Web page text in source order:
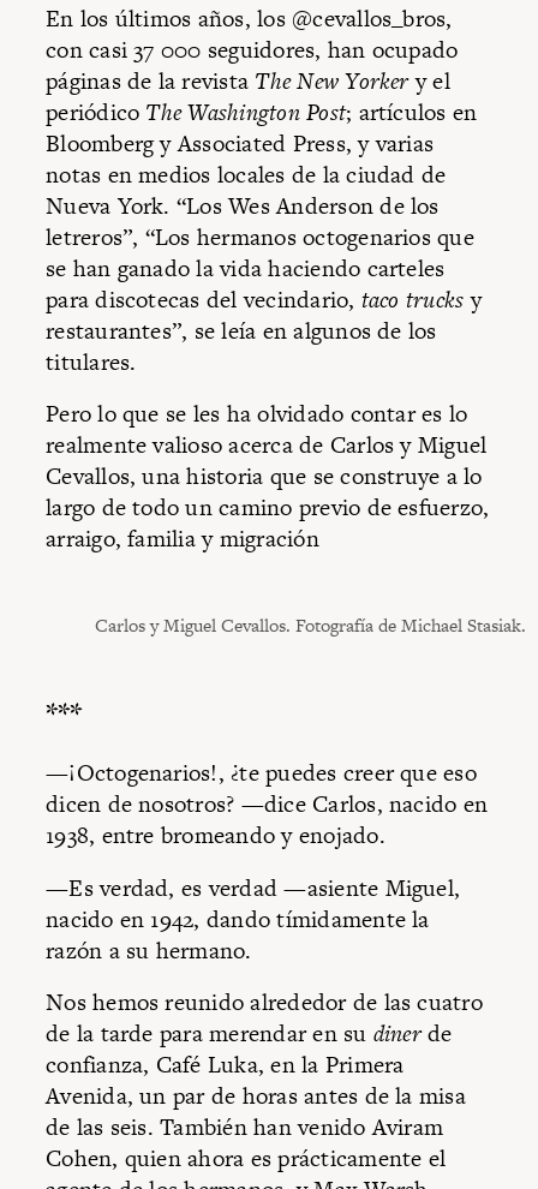
En los últimos años, los @cevallos_bros,
con casi 37 000 seguidores, han ocupado
páginas de la revista The New Yorkery el
periódico The Washington Post; artículos en
Bloomberg y Associated Press, y varias
notas en medios locales de la ciudad de
Nueva York. “Los Wes Anderson de los
letreros”, “Los hermanos octogenarios que
se han ganado la vida haciendo carteles
para discotecas del vecindario, taco trucksy
restaurantes”, se leía en algunos de los
titulares.
Pero lo que se les ha olvidado contar es lo
realmente valioso acerca de Carlos y Miguel
Cevallos, una historia que se construye a lo
largo de todo un camino previo de esfuerzo,
arraigo, familia y migración
Carlos y Miguel Cevallos. Fotografía de Michael Stasiak.
***
—¡Octogenarios!, ¿te puedes creer que eso
dicen de nosotros? —dice Carlos, nacido en
1938, entre bromeando y enojado.
—Es verdad, es verdad —asiente Miguel,
nacido en 1942, dando tímidamente la
razón a su hermano.
Nos hemos reunido alrededor de las cuatro
de la tarde para merendar en su dinerde
confianza, Café Luka, en la Primera
Avenida, un par de horas antes de la misa
de las seis. También han venido Aviram
Cohen, quien ahora es prácticamente el